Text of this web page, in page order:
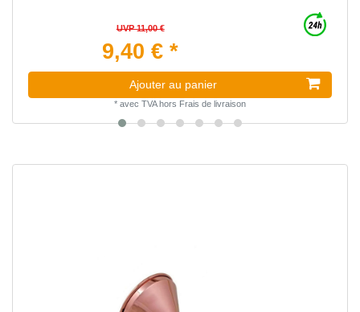
UVP 11,00 €
9,40 € *
Ajouter au panier
* avec TVAhors Frais de livraison